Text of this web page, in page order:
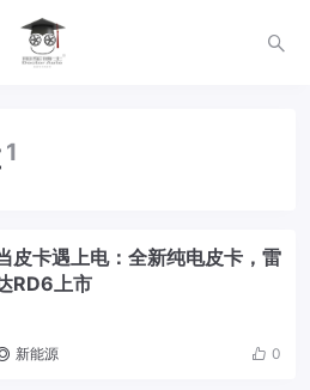
1
皮卡遇上电：全新纯电皮卡，雷
RD6上市
新能源 0